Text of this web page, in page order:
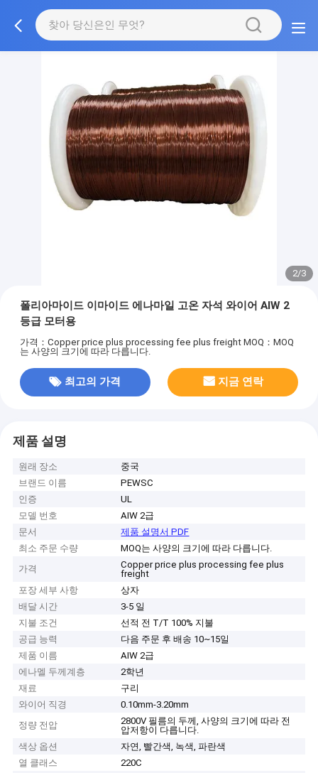
2/3
폴리아마이드 이마이드 에나마일 고온 자석 와이어 AIW 2
등급 모터용
가격：Copper price plus processing fee plus freight MOQ：MOQ
는 사양의 크기에 따라 다릅니다.
최고의 가격 지금 연락
제품 설명
원래 장소
중국
브랜드 이름
PEWSC
인증
UL
모델 번호
AIW 2급
문서
제품 설명서 PDF
최소 주문 수량
MOQ는 사양의 크기에 따라 다릅니다.
가격
Copper price plus processing fee plus
freight
포장 세부 사항
상자
배달 시간
3-5 일
지불 조건
선적 전 T/T 100% 지불
공급 능력
다음 주문 후 배송 10~15일
제품 이름
AIW 2급
에나멜 두께계층
2학년
재료
구리
와이어 직경
0.10mm-3.20mm
정량 전압
2800V 필름의 두께, 사양의 크기에 따라 전
압저항이 다릅니다.
색상 옵션
자연, 빨간색, 녹색, 파란색
열 클래스
220C